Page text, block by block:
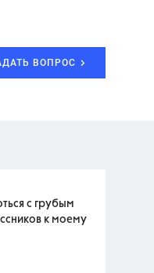
ВОПРОС
с грубым
к моему